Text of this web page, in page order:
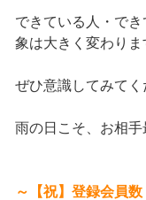
できている人・で
象は大きく変わりま
ぜひ意識してみてく
雨の日こそ、お相手
～【祝】登録会員